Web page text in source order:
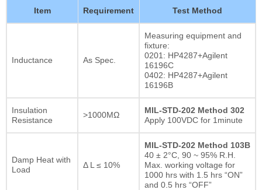
Item Requirement Test Method
Inductance As Spec.
Measuring equipment and
fixture:
0201: HP4287+Agilent
16196C
0402: HP4287+Agilent
16196B
Insulation
Resistance
>1000MΩ
MIL-STD-202 Method 302
Apply 100VDC for 1minute
Damp Heat with
Load
Δ L ≤ 10%
MIL-STD-202 Method 103B
40 ± 2°C, 90 ~ 95% R.H.
Max. working voltage for
1000 hrs with 1.5 hrs “ON”
and 0.5 hrs “OFF”